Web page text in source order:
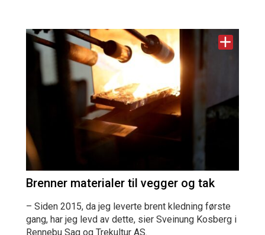
Brenner materialer til vegger og tak
– Siden 2015, da jeg leverte brent kledning første
gang, har jeg levd av dette, sier Sveinung Kosberg i
Rennebu Sag og Trekultur AS.